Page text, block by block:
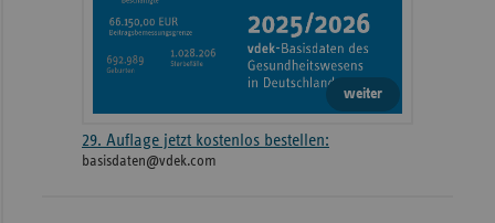
weiter
29. Auflage jetzt kostenlos bestellen:
basisdaten@vdek.com